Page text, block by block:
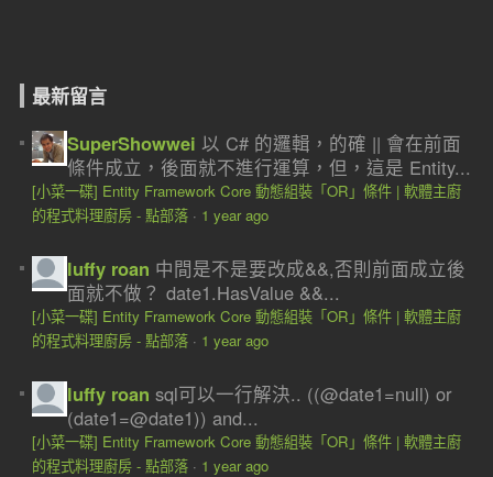
最新留言
SuperShowwei 以 C# 的邏輯，的確 || 會在前面
條件成立，後面就不進行運算，但，這是 Entity...
[小菜一碟] Entity Framework Core 動態組裝「OR」條件 | 軟體主廚
的程式料理廚房 - 點部落· 1 year ago
luffy roan 中間是不是要改成&&,否則前面成立後
面就不做？ date1.HasValue &&...
[小菜一碟] Entity Framework Core 動態組裝「OR」條件 | 軟體主廚
的程式料理廚房 - 點部落· 1 year ago
luffy roan sql可以一行解決.. ((@date1=null) or
(date1=@date1)) and...
[小菜一碟] Entity Framework Core 動態組裝「OR」條件 | 軟體主廚
的程式料理廚房 - 點部落· 1 year ago